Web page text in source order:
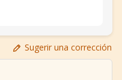
Sugerir una corrección